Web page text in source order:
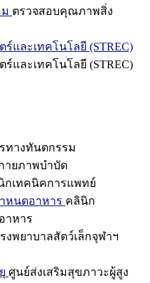
ตรวจสอบคุณภาพสิ่ง
และเทคโนโลยี (STREC)
และเทคโนโลยี (STREC)
ทางทันตกรรม
ายภาพบำบัด
กเทคนิคการแพทย์
หนดอาหาร คลินิก
าหาร
งพยาบาลสัตว์เล็กจุฬาฯ
ศูนย์ส่งเสริมสุขภาวะผู้สูง